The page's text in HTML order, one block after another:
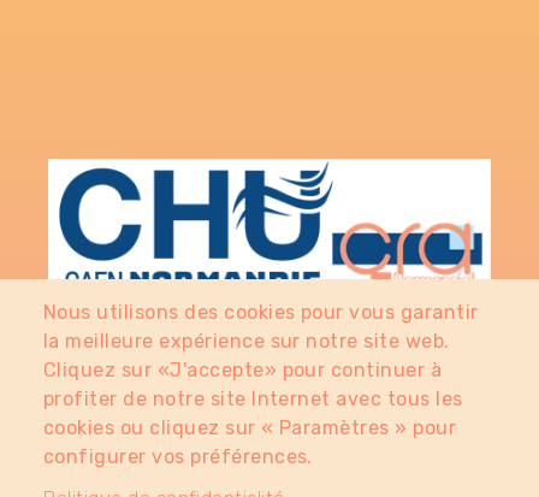
FAQ
Nous utilisons des cookies pour vous garantir
la meilleure expérience sur notre site web.
Cliquez sur «J'accepte» pour continuer à
profiter de notre site Internet avec tous les
cookies ou cliquez sur « Paramètres » pour
configurer vos préférences.